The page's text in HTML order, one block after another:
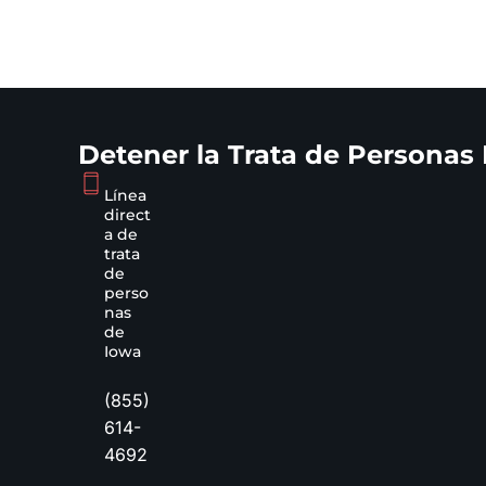
Detener la Trata de Personas
Línea
direct
a de
trata
de
perso
nas
de
Iowa
(855)
614-
4692